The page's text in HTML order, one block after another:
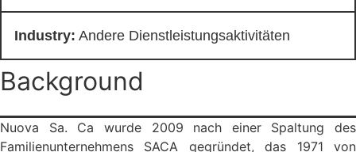
Industry: Andere Dienstleistungsaktivitäten
Background
Nuova Sa. Ca wurde 2009 nach einer Spaltung des
Familienunternehmens SACA gegründet, das 1971 von